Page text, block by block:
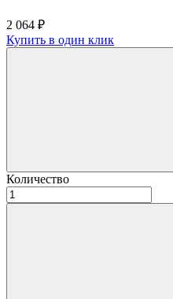
2 064 ₽
Купить в один клик
Количество
Количество
товара